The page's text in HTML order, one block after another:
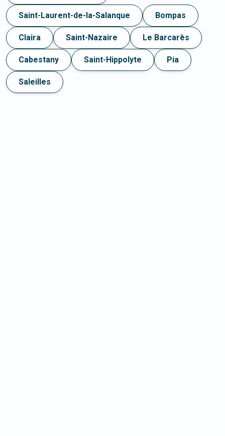
Saint-Laurent-de-la-Salanque Bompas
Claira Saint-Nazaire Le Barcarès
Cabestany Saint-Hippolyte Pia
Saleilles